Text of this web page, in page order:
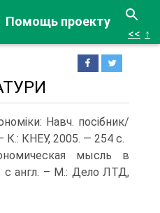
Помощь проекту
<< ↑
Навч. посібник/
К.: КНЕУ, 2005. — 254 с.
мысль в
с англ. – М.: Дело ЛТД,